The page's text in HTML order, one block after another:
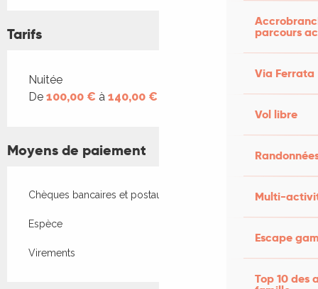
parcours
Via Ferrata
Vol libre
Multi-
Escape
Top 10 des
Tarifs
Tarifs 2026
Nuitée
De 100,00 € à 140,00 €
Moyens de paiement
Chèques bancaires et postaux
Espèce
Virements